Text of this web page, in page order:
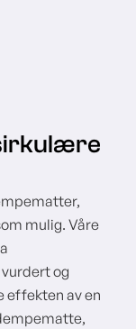
mulig. Våre
og
effekten av en